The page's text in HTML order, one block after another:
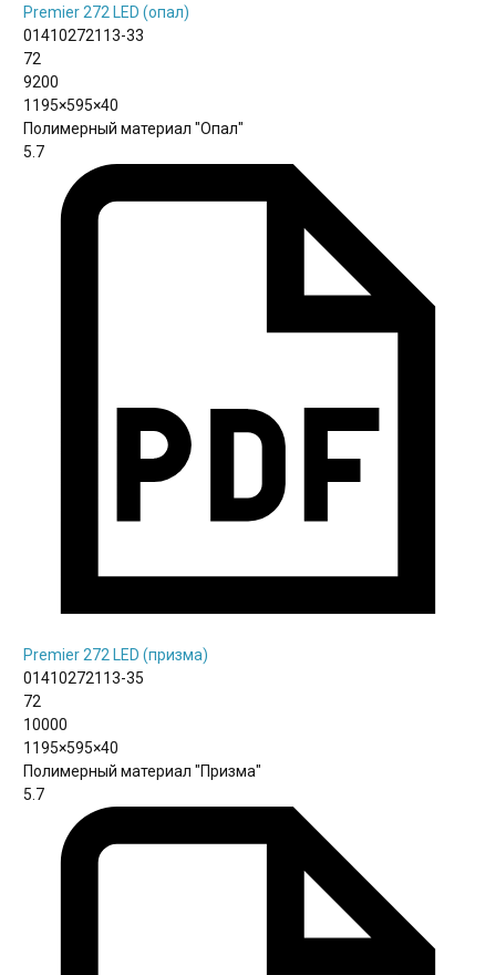
Premier 272 LED (опал)
01410272113-33
72
9200
1195×595×40
Полимерный материал "Опал"
5.7
Premier 272 LED (призма)
01410272113-35
72
10000
1195×595×40
Полимерный материал "Призма"
5.7